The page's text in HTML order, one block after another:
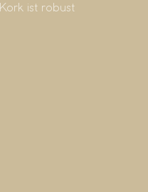
Kork ist robust